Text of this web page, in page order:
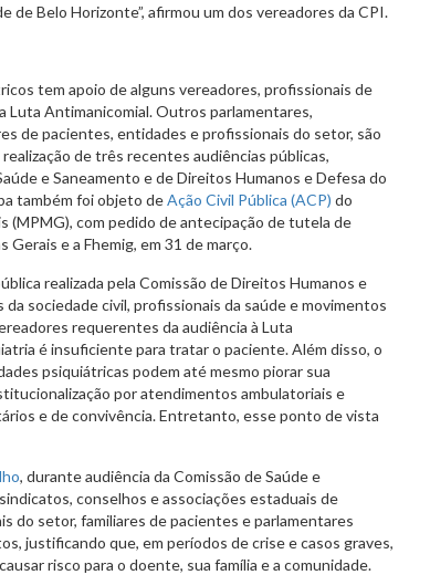
de Belo Horizonte”, afirmou um dos vereadores da CPI.
tem apoio de alguns vereadores, profissionais de
Luta Antimanicomial. Outros parlamentares,
de pacientes, entidades e profissionais do setor, são
de três recentes audiências públicas,
e Saneamento e de Direitos Humanos e Defesa do
também foi objeto deAção Civil Pública (ACP) do
(MPMG), com pedido de antecipação de tutela de
e a Fhemig, em 31 de março.
realizada pela Comissão de Direitos Humanos e
sociedade civil, profissionais da saúde e movimentos
requerentes da audiência à Luta
é insuficiente para tratar o paciente. Além disso, o
psiquiátricas podem até mesmo piorar sua
por atendimentos ambulatoriais e
e de convivência. Entretanto, esse ponto de vista
, durante audiência da Comissão de Saúde e
conselhos e associações estaduais de
do setor, familiares de pacientes e parlamentares
justificando que, em períodos de crise e casos graves,
risco para o doente, sua família e a comunidade.